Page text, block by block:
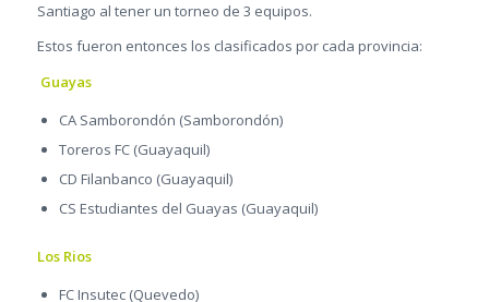
Santiago al tener un torneo de 3 equipos.
Estos fueron entonces los clasificados por cada provincia:
Guayas
CA Samborondón (Samborondón)
Toreros FC (Guayaquil)
CD Filanbanco (Guayaquil)
CS Estudiantes del Guayas (Guayaquil)
Los Rios
FC Insutec (Quevedo)